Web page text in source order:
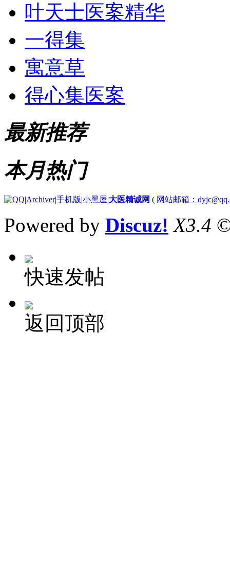
叶天士医案精华
一得集
寓意草
得心集医案
最新推荐
本月热门
|Archiver|手机版|小黑屋|大医精诚网 ( 网站邮箱：
Powered by Discuz! X3.4
快速发帖
返回顶部